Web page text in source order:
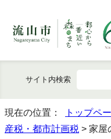
サイト内検索
現在の位置： トップペ
産税・都市計画税 > 家屋